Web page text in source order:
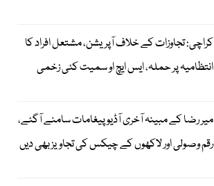
کراچی: تجاوزات کے خلاف آپریشن، مشتعل افراد کا
انتظامیہ پر حملہ، ایس ایچ او سمیت کئی زخمی
میر رضا کے مبینہ آخری آڈیو پیغامات سامنے آگئے،
رقم وصولی اور لاکھوں کے چیکس کی تجاویز بھی دیں